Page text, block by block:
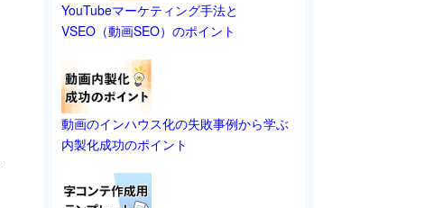
YouTubeマーケティング手法と
VSEO（動画SEO）のポイント
動画のインハウス化の失敗事例から学ぶ
内製化成功のポイント